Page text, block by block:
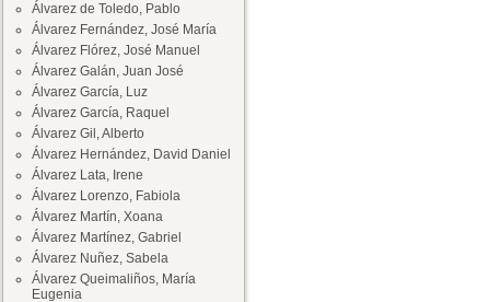
Álvarez de Toledo, Pablo
Álvarez Fernández, José María
Álvarez Flórez, José Manuel
Álvarez Galán, Juan José
Álvarez García, Luz
Álvarez García, Raquel
Álvarez Gil, Alberto
Álvarez Hernández, David Daniel
Álvarez Lata, Irene
Álvarez Lorenzo, Fabiola
Álvarez Martín, Xoana
Álvarez Martínez, Gabriel
Álvarez Nuñez, Sabela
Álvarez Queimaliños, María
Eugenia